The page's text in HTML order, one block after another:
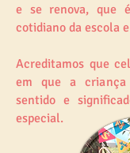
e se renova, que
cotidiano da escola
Acreditamos que
em que a
sentido e
especial.